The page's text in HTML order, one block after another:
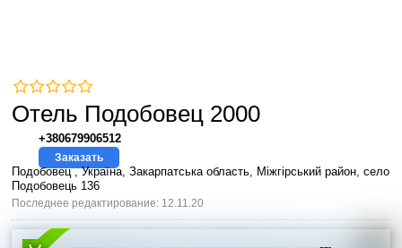
Отель Подобовец 2000
+380679906512
Заказать
Подобовец , Україна, Закарпатська область, Міжгірський район, село
Подобовець 136
Последнее редактирование: 12.11.20